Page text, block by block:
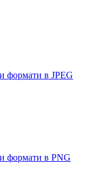
формати в JPEG
формати в PNG